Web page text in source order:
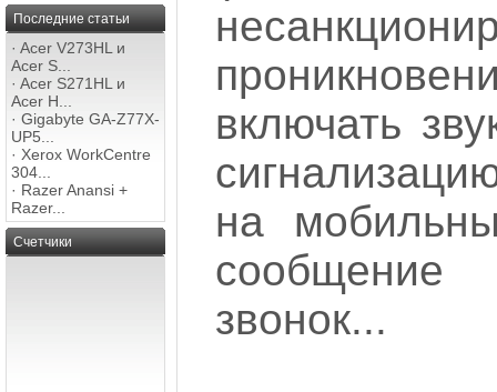
Последние статьи
· Acer V273HL и
Acer S...
· Acer S271HL и
Acer H...
· Gigabyte GA-Z77X-
UP5...
· Xerox WorkCentre
304...
· Razer Anansi +
Razer...
Счетчики
включать
на
звонок...